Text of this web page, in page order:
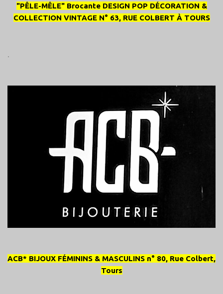
"PÊLE-MÊLE" Brocante DESIGN POP DÉCORATION &
COLLECTION VINTAGE N° 63, RUE COLBERT À TOURS
.
ACB* BIJOUX FÉMININS & MASCULINS n° 80, Rue Colbert,
Tours